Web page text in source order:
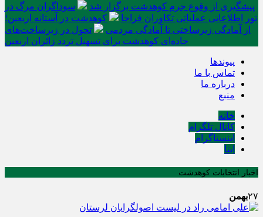
پیشگیری از وقوع جرم کوهدشت برگزار شد
سوداگران مرگ در
تور اطلاعاتی عملیاتی تکاوران فراجا
کوهدشت در آستانه اربعین؛
از آمادگی زیرساختی تا آمادگی مردمی
تحول در زیرساخت‌های
جاده‌ای کوهدشت برای تسهیل تردد زائران اربعین
پیوندها
تماس با ما
درباره ما
منبع
خانه
کانال تلگرام
اینستاگرام
ایتا
اخبار انتخابات کوهدشت
۲۷بهمن